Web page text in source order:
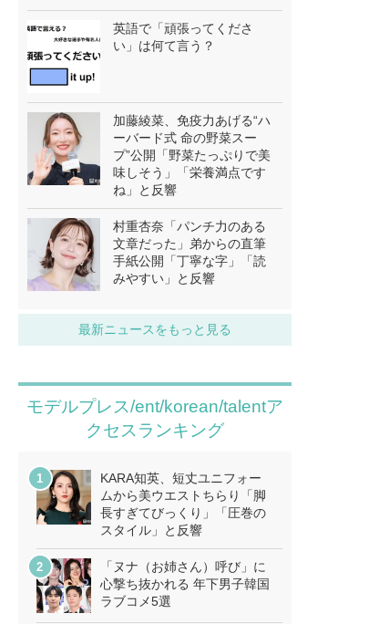
英語で「頑張ってくださ
い」は何て言う？
加藤綾菜、免疫力あげる“ハ
ーバード式 命の野菜スー
プ”公開「野菜たっぷりで美
味しそう」「栄養満点です
ね」と反響
村重杏奈「パンチ力のある
文章だった」弟からの直筆
手紙公開「丁寧な字」「読
みやすい」と反響
最新ニュースをもっと見る
モデルプレス/ent/korean/talentア
クセスランキング
KARA知英、短丈ユニフォー
ムから美ウエストちらり「脚
長すぎてびっくり」「圧巻の
スタイル」と反響
「ヌナ（お姉さん）呼び」に
心撃ち抜かれる 年下男子韓国
ラブコメ5選